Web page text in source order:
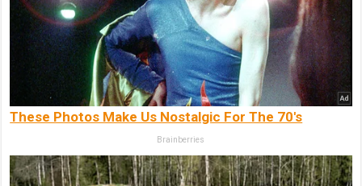
These Photos Make Us Nostalgic For The 70's
Brainberries